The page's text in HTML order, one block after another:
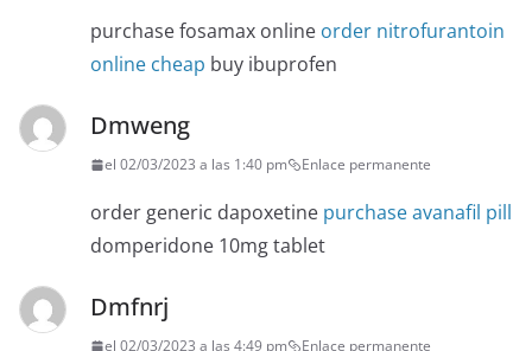
purchase fosamax online order nitrofurantoin
online cheap buy ibuprofen
Dmweng
el 02/03/2023 a las 1:40 pm Enlace permanente
order generic dapoxetine purchase avanafil pill
domperidone 10mg tablet
Dmfnrj
el 02/03/2023 a las 4:49 pm Enlace permanente